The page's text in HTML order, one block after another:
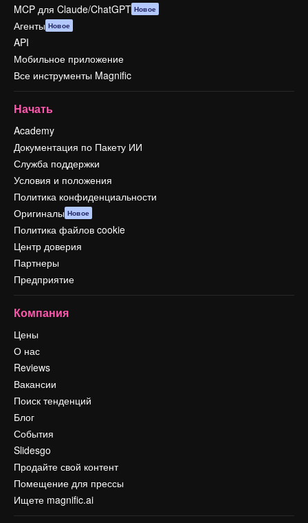
MCP для Claude/ChatGPT Новое
Агенты Новое
API
Мобильное приложение
Все инструменты Magnific
Начать
Academy
Документация по Пакету ИИ
Служба поддержки
Условия и положения
Политика конфиденциальности
Оригиналы Новое
Политика файлов cookie
Центр доверия
Партнеры
Предприятие
Компания
Цены
О нас
Reviews
Вакансии
Поиск тенденций
Блог
События
Slidesgo
Продайте свой контент
Помещение для прессы
Ищете magnific.ai